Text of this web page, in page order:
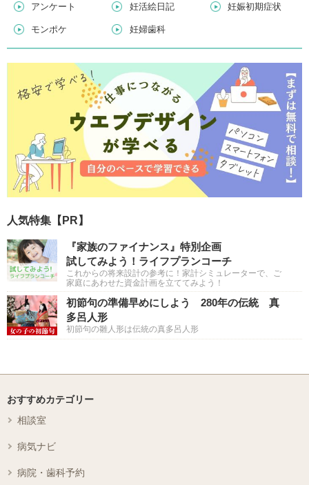
アンケート 妊活絵日記 妊娠初期症状
モンポケ 妊婦歯科
人気特集【PR】
『家族のファイナンス』特別企画
試してみよう！ライフプランコーチ
これからの将来設計の参考に！家計シミュレーターで、ご
家庭にあわせた資金計画を立ててみよう！
初節句の準備早めにしよう 280年の伝統 真
多呂人形
初節句の雛人形は伝統の真多呂人形
おすすめカテゴリー
相談室
病気ナビ
病院・歯科予約